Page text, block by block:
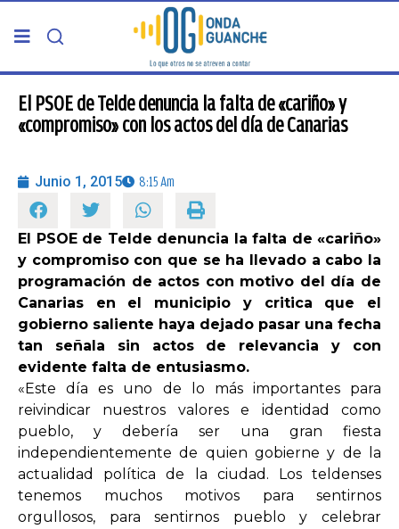
PORTADA
GRAN CANARIA
CANARIAS
5ª COLUMNA
CARTAS DEL DIRECTOR
ENTREVISTAS
OPINIÓN
PROGRAMAS
El PSOE de Telde denuncia la falta de «cariño» y
«compromiso» con los actos del día de Canarias
Junio 1, 2015 8:15 Am
El PSOE de Telde denuncia la falta de «cariño»
y compromiso con que se ha llevado a cabo la
programación de actos con motivo del día de
Canarias en el municipio y critica que el
gobierno saliente haya dejado pasar una fecha
tan señala sin actos de relevancia y con
evidente falta de entusiasmo.
«Este día es uno de lo más importantes para
reivindicar nuestros valores e identidad como
pueblo, y debería ser una gran fiesta
independientemente de quien gobierne y de la
actualidad política de la ciudad. Los teldenses
tenemos muchos motivos para sentirnos
orgullosos, para sentirnos pueblo y celebrar